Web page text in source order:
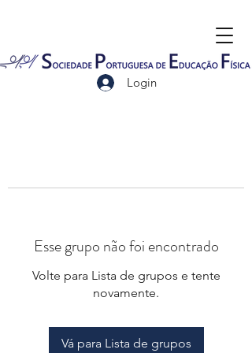
Login
Esse grupo não foi encontrado
Volte para Lista de grupos e tente
novamente.
Vá para Lista de grupos